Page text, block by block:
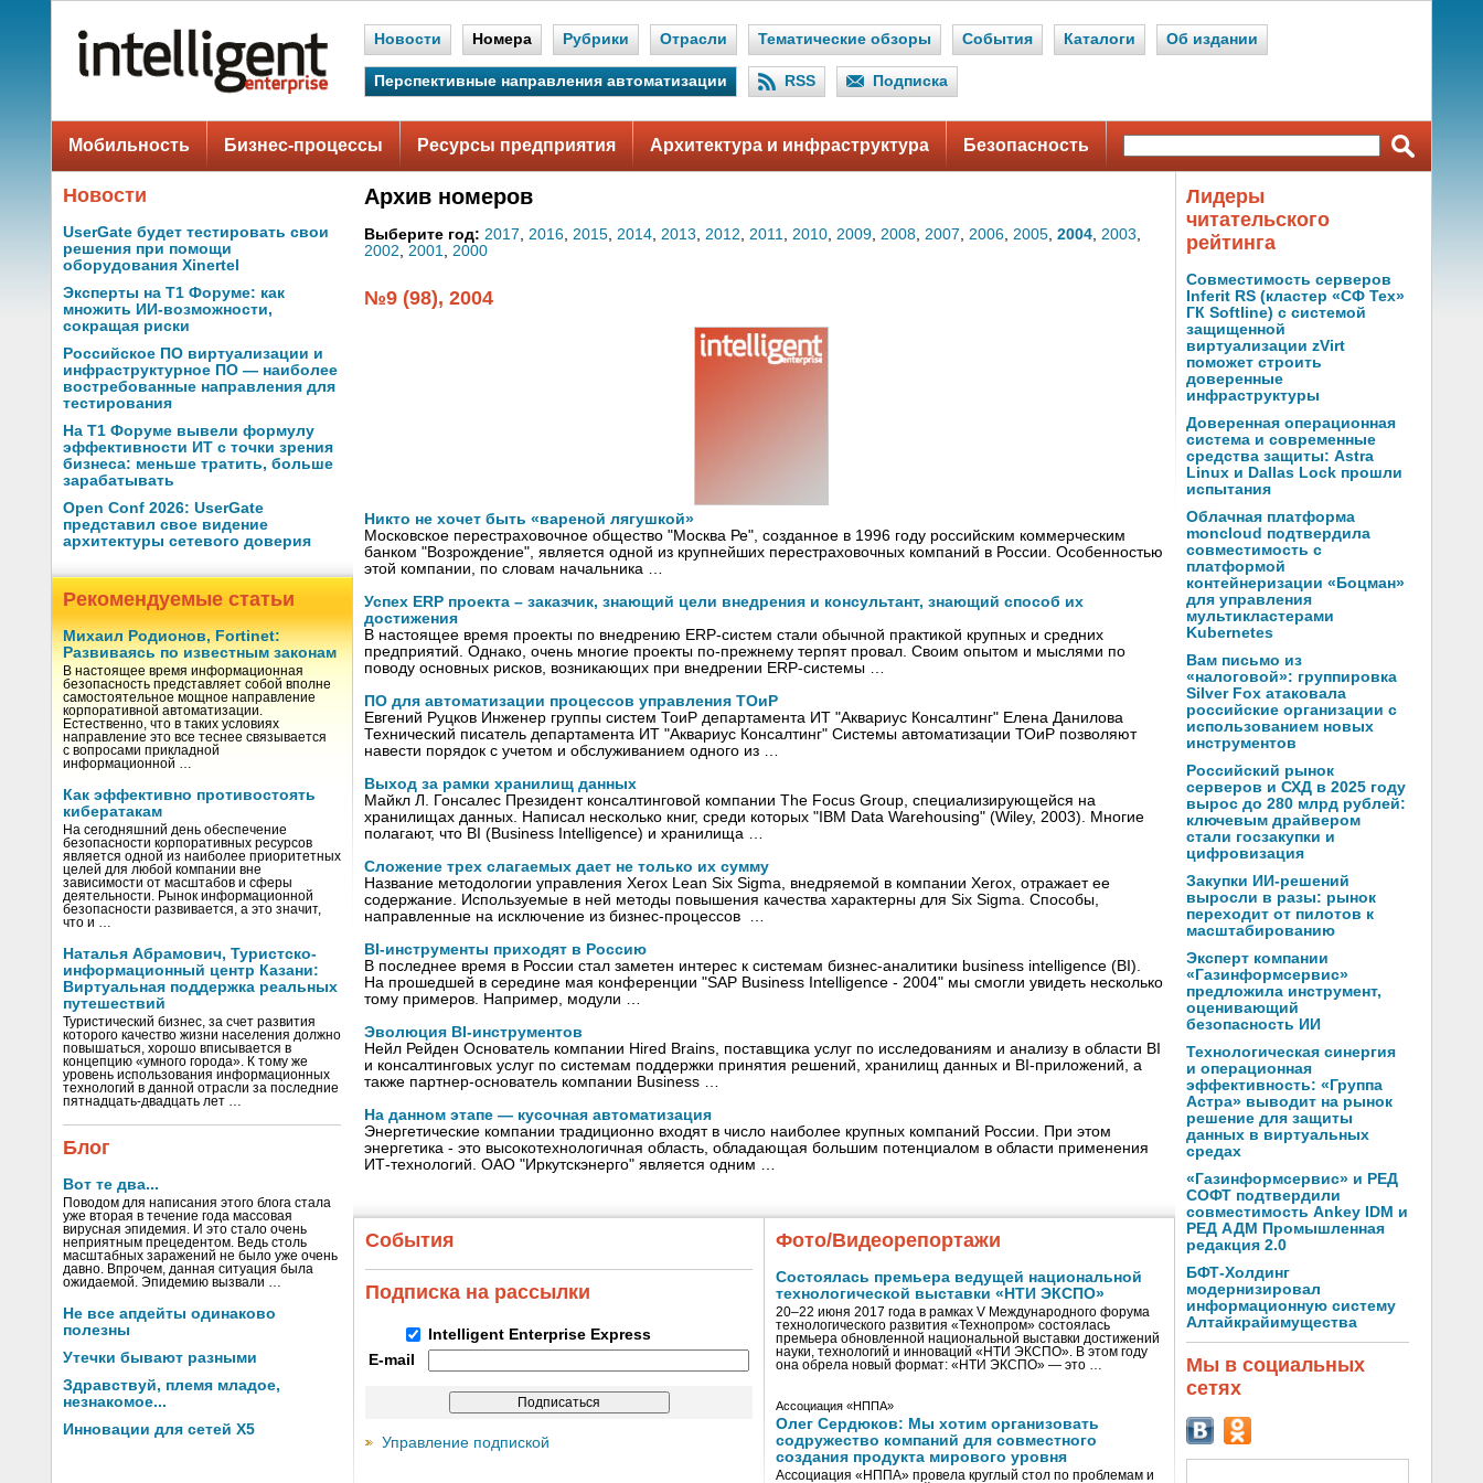
Новости Номера Рубрики Отрасли Тематические обзоры События Каталоги Об издании
Перспективные направления автоматизации RSS Подписка
Мобильность Бизнес-процессы Ресурсы предприятия Архитектура и инфраструктура Безопасность
Новости
UserGate будет тестировать свои
решения при помощи
оборудования Xinertel
Эксперты на Т1 Форуме: как
множить ИИ-возможности,
сокращая риски
Российское ПО виртуализации и
инфраструктурное ПО — наиболее
востребованные направления для
тестирования
На Т1 Форуме вывели формулу
эффективности ИТ с точки зрения
бизнеса: меньше тратить, больше
зарабатывать
Open Conf 2026: UserGate
представил свое видение
архитектуры сетевого доверия
Рекомендуемые статьи
Михаил Родионов, Fortinet:
Развиваясь по известным законам
В настоящее время информационная
безопасность представляет собой вполне
самостоятельное мощное направление
корпоративной автоматизации.
Естественно, что в таких условиях
направление это все теснее связывается
с вопросами прикладной
информационной …
Как эффективно противостоять
кибератакам
На сегодняшний день обеспечение
безопасности корпоративных ресурсов
является одной из наиболее приоритетных
целей для любой компании вне
зависимости от масштабов и сферы
деятельности. Рынок информационной
безопасности развивается, а это значит,
что и …
Наталья Абрамович, Туристско-
информационный центр Казани:
Виртуальная поддержка реальных
путешествий
Туристический бизнес, за счет развития
которого качество жизни населения должно
повышаться, хорошо вписывается в
концепцию «умного города». К тому же
уровень использования информационных
технологий в данной отрасли за последние
пятнадцать-двадцать лет …
Блог
Вот те два...
Поводом для написания этого блога стала
уже вторая в течение года массовая
вирусная эпидемия. И это стало очень
неприятным прецедентом. Ведь столь
масштабных заражений не было уже очень
давно. Впрочем, данная ситуация была
ожидаемой. Эпидемию вызвали …
Не все апдейты одинаково
полезны
Утечки бывают разными
Здравствуй, племя младое,
незнакомое...
Инновации для сетей X5
Архив номеров
Выберите год: 2017, 2016, 2015, 2014, 2013, 2012, 2011, 2010, 2009, 2008, 2007, 2006, 2005, 2004, 2003,
2002, 2001, 2000
№9 (98), 2004
Никто не хочет быть «вареной лягушкой»
Московское перестраховочное общество "Москва Ре", созданное в 1996 году российским коммерческим
банком "Возрождение", является одной из крупнейших перестраховочных компаний в России. Особенностью
этой компании, по словам начальника …
Успех ERP проекта – заказчик, знающий цели внедрения и консультант, знающий способ их
достижения
В настоящее время проекты по внедрению ERP-систем стали обычной практикой крупных и средних
предприятий. Однако, очень многие проекты по-прежнему терпят провал. Своим опытом и мыслями по
поводу основных рисков, возникающих при внедрении ERP-системы …
ПО для автоматизации процессов управления ТОиР
Евгений Руцков Инженер группы систем ТоиР департамента ИТ "Аквариус Консалтинг" Елена Данилова
Технический писатель департамента ИТ "Аквариус Консалтинг" Системы автоматизации ТОиР позволяют
навести порядок с учетом и обслуживанием одного из …
Выход за рамки хранилищ данных
Майкл Л. Гонсалес Президент консалтинговой компании The Focus Group, специализирующейся на
хранилищах данных. Написал несколько книг, среди которых "IBM Data Warehousing" (Wiley, 2003). Многие
полагают, что BI (Business Intelligence) и хранилища …
Сложение трех слагаемых дает не только их сумму
Название методологии управления Xerox Lean Six Sigma, внедряемой в компании Xerox, отражает ее
содержание. Используемые в ней методы повышения качества характерны для Six Sigma. Способы,
направленные на исключение из бизнес-процессов …
BI-инструменты приходят в Россию
В последнее время в России стал заметен интерес к системам бизнес-аналитики business intelligence (BI).
На прошедшей в середине мая конференции "SAP Business Intelligence - 2004" мы смогли увидеть несколько
тому примеров. Например, модули …
Эволюция BI-инструментов
Нейл Рейден Основатель компании Hired Brains, поставщика услуг по исследованиям и анализу в области BI
и консалтинговых услуг по системам поддержки принятия решений, хранилищ данных и BI-приложений, а
также партнер-основатель компании Business …
На данном этапе — кусочная автоматизация
Энергетические компании традиционно входят в число наиболее крупных компаний России. При этом
энергетика - это высокотехнологичная область, обладающая большим потенциалом в области применения
ИТ-технологий. ОАО "Иркутскэнерго" является одним …
События
Подписка на рассылки
Intelligent Enterprise Express
E-mail
Управление подпиской
Фото/Видеорепортажи
Состоялась премьера ведущей национальной
технологической выставки «НТИ ЭКСПО»
20–22 июня 2017 года в рамках V Международного форума
технологического развития «Технопром» состоялась
премьера обновленной национальной выставки достижений
науки, технологий и инноваций «НТИ ЭКСПО». В этом году
она обрела новый формат: «НТИ ЭКСПО» — это …
Ассоциация «НППА»
Олег Сердюков: Мы хотим организовать
содружество компаний для совместного
создания продукта мирового уровня
Ассоциация «НППА» провела круглый стол по проблемам и
Лидеры
читательского
рейтинга
Совместимость серверов
Inferit RS (кластер «СФ Тех»
ГК Softline) с системой
защищенной
виртуализации zVirt
поможет строить
доверенные
инфраструктуры
Доверенная операционная
система и современные
средства защиты: Astra
Linux и Dallas Lock прошли
испытания
Облачная платформа
moncloud подтвердила
совместимость с
платформой
контейнеризации «Боцман»
для управления
мультикластерами
Kubernetes
Вам письмо из
«налоговой»: группировка
Silver Fox атаковала
российские организации с
использованием новых
инструментов
Российский рынок
серверов и СХД в 2025 году
вырос до 280 млрд рублей:
ключевым драйвером
стали госзакупки и
цифровизация
Закупки ИИ-решений
выросли в разы: рынок
переходит от пилотов к
масштабированию
Эксперт компании
«Газинформсервис»
предложила инструмент,
оценивающий
безопасность ИИ
Технологическая синергия
и операционная
эффективность: «Группа
Астра» выводит на рынок
решение для защиты
данных в виртуальных
средах
«Газинформсервис» и РЕД
СОФТ подтвердили
совместимость Ankey IDM и
РЕД АДМ Промышленная
редакция 2.0
БФТ-Холдинг
модернизировал
информационную систему
Алтайкрайимущества
Мы в социальных
сетях